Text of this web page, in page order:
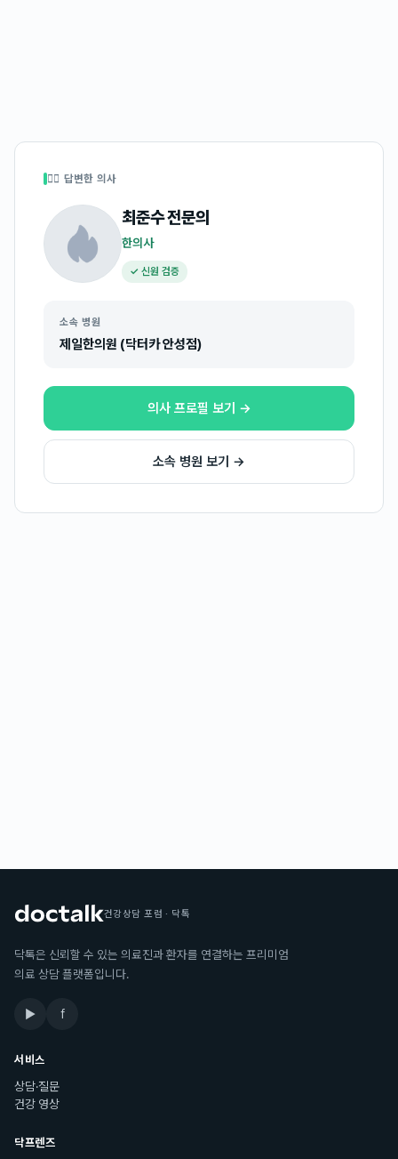
👩‍⚕️ 답변한 의사
최준수전문의
한의사
✓ 신원 검증
소속 병원
제일한의원 (닥터카 안성점)
의사 프로필 보기 →
소속 병원 보기 →
건강상담 포럼 · 닥톡
닥톡은 신뢰할 수 있는 의료진과 환자를 연결하는 프리미엄
의료 상담 플랫폼입니다.
▶ f
서비스
상담·질문
건강 영상
닥프렌즈